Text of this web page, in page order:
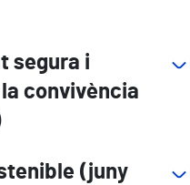
segura i
convivència
(juny